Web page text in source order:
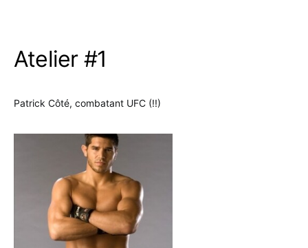
Atelier #1
Patrick Côté, combatant UFC (!!)